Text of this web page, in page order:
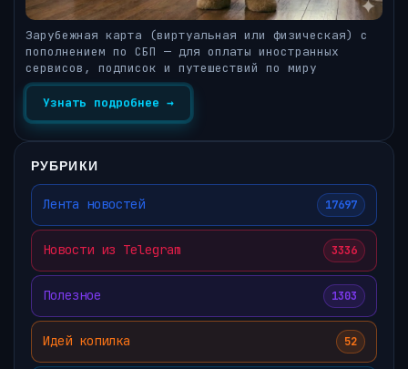
Зарубежная карта (виртуальная или физическая) с
пополнением по СБП — для оплаты иностранных
сервисов, подписок и путешествий по миру
Узнать подробнее →
РУБРИКИ
Лента новостей 17697
Новости из Telegram 3336
Полезное 1303
Идей копилка 52